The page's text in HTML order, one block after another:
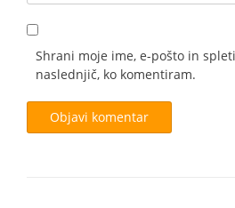
Shrani moje ime, e-pošto in
naslednjič, ko komentiram.